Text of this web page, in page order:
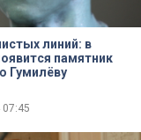
линий: в
памятник
Гумилёву
07:45